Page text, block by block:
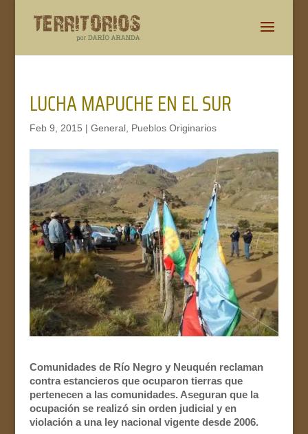
LUCHA MAPUCHE EN EL SUR
Feb 9, 2015 | General, Pueblos Originarios
Comunidades de Río Negro y Neuquén reclaman
contra estancieros que ocuparon tierras que
pertenecen a las comunidades. Aseguran que la
ocupación se realizó sin orden judicial y en
violación a una ley nacional vigente desde 2006.